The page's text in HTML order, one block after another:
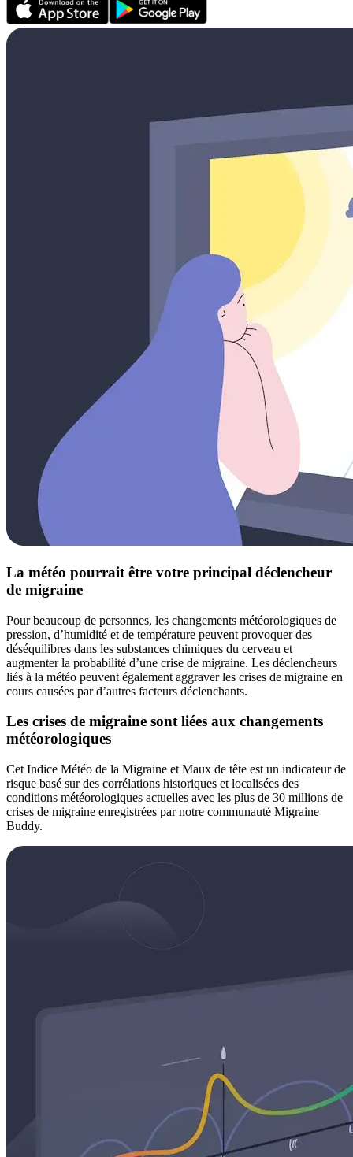
La météo pourrait être votre principal déclencheur
de migraine
Pour beaucoup de personnes, les changements météorologiques de
pression, d’humidité et de température peuvent provoquer des
déséquilibres dans les substances chimiques du cerveau et
augmenter la probabilité d’une crise de migraine. Les déclencheurs
liés à la météo peuvent également aggraver les crises de migraine en
cours causées par d’autres facteurs déclenchants.
Les crises de migraine sont liées aux changements
météorologiques
Cet Indice Météo de la Migraine et Maux de tête est un indicateur de
risque basé sur des corrélations historiques et localisées des
conditions météorologiques actuelles avec les plus de 30 millions de
crises de migraine enregistrées par notre communauté Migraine
Buddy.